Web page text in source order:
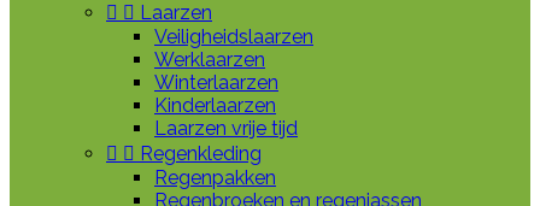
  Laarzen
Veiligheidslaarzen
Werklaarzen
Winterlaarzen
Kinderlaarzen
Laarzen vrije tijd
  Regenkleding
Regenpakken
Regenbroeken en regenjassen